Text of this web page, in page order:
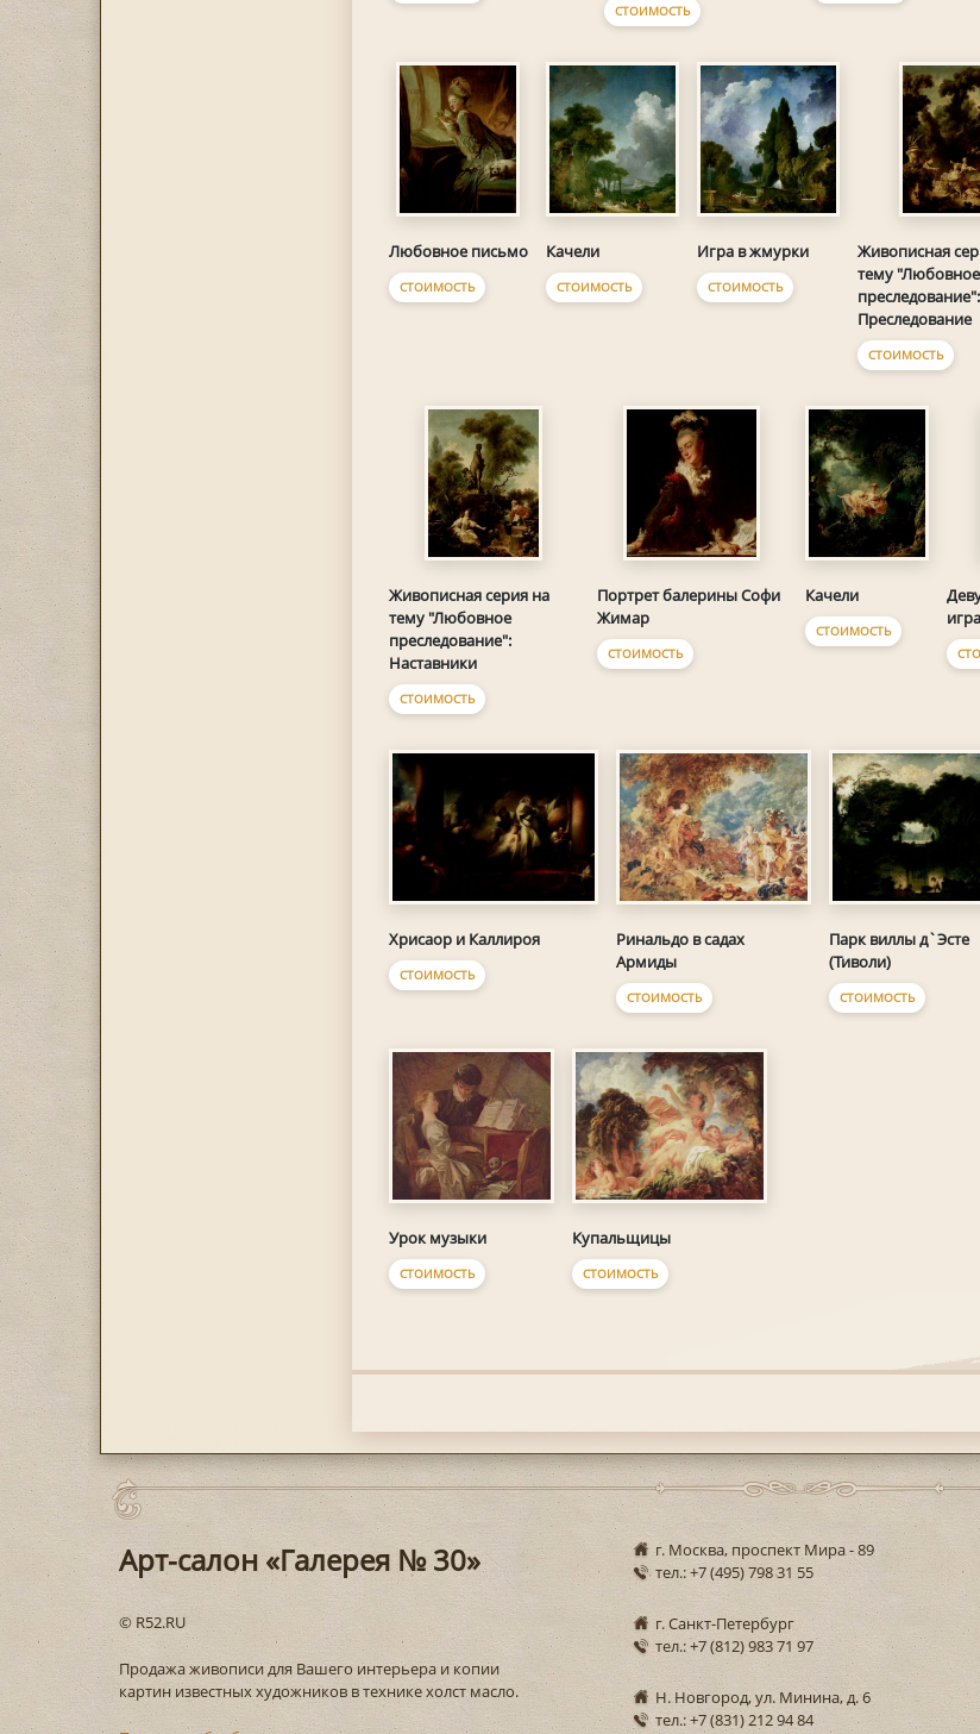
СТОИМОСТЬ
Любовное письмо
СТОИМОСТЬ
Качели
СТОИМОСТЬ
Игра в жмурки
СТОИМОСТЬ
Живописная
тему "Любовное
преследование":
Преследование
СТОИМОСТЬ
Живописная серия на
тему "Любовное
преследование":
Наставники
СТОИМОСТЬ
Портрет балерины Софи
Жимар
СТОИМОСТЬ
Качели
СТОИМОСТЬ
Хрисаор и Каллироя
СТОИМОСТЬ
Ринальдо в садах
Армиды
СТОИМОСТЬ
Парк виллы д`Эсте
(Тиволи)
СТОИМОСТЬ
Урок музыки
СТОИМОСТЬ
Купальщицы
СТОИМОСТЬ
Арт-салон «Галерея № 30»
© R52.RU
Продажа живописи для Вашего интерьера и копии
картин известных художников в технике холст масло.
г. Москва, проспект Мира - 89
тел.: +7 (495) 798 31 55
г. Санкт-Петербург
тел.: +7 (812) 983 71 97
Н. Новгород, ул. Минина, д. 6
тел.: +7 (831) 212 94 84